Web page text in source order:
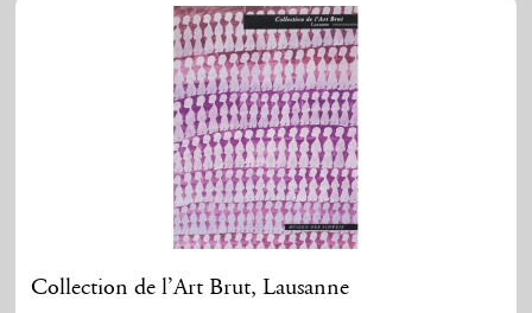
Collection de l’Art Brut, Lausanne